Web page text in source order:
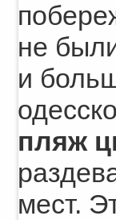
не
и
пляж
мест.